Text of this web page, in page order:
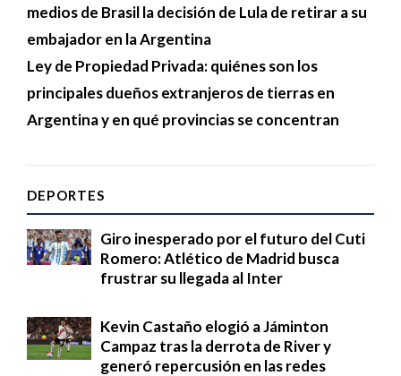
medios de Brasil la decisión de Lula de retirar a su
embajador en la Argentina
Ley de Propiedad Privada: quiénes son los
principales dueños extranjeros de tierras en
Argentina y en qué provincias se concentran
DEPORTES
Giro inesperado por el futuro del Cuti
Romero: Atlético de Madrid busca
frustrar su llegada al Inter
Kevin Castaño elogió a Jáminton
Campaz tras la derrota de River y
generó repercusión en las redes